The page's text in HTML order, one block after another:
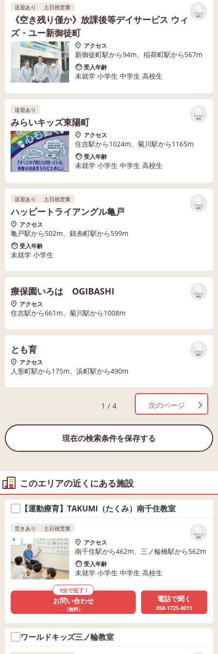
リストに
保存
送迎あり 土日祝営業
《空き残り僅か》放課後等デイサービス ウィ
ズ・ユー新御徒町
アクセス
新御徒町駅から94m、稲荷町駅から567m
受入年齢
未就学 小学生 中学生 高校生
リストに
保存
送迎あり
みらいキッズ東陽町
アクセス
住吉駅から1024m、菊川駅から1165m
受入年齢
未就学 小学生 中学生 高校生
リストに
保存
送迎あり 土日祝営業
ハッピートライアングル亀戸
アクセス
亀戸駅から502m、錦糸町駅から599m
受入年齢
未就学 小学生
リストに
保存
療保園いろは OGIBASHI
アクセス
住吉駅から661m、菊川駅から1008m
リストに
保存
とも育
アクセス
人形町駅から175m、浜町駅から490m
1 / 4 次のページ
現在の検索条件を保存する
このエリアの近くにある施設
【運動療育】TAKUMI（たくみ）南千住教室
リストに
保存
空きあり 土日祝営業
アクセス
南千住駅から462m、三ノ輪橋駅から562m
受入年齢
未就学 小学生 中学生 高校生
1分で完了！
お問い合わせ
（無料）
電話で聞く
050-1725-8011
ワールドキッズ三ノ輪教室